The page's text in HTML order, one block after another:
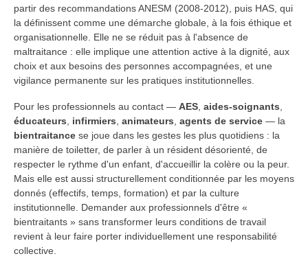
partir des recommandations ANESM (2008-2012), puis HAS, qui
la définissent comme une démarche globale, à la fois éthique et
organisationnelle. Elle ne se réduit pas à l'absence de
maltraitance : elle implique une attention active à la dignité, aux
choix et aux besoins des personnes accompagnées, et une
vigilance permanente sur les pratiques institutionnelles.
Pour les professionnels au contact — AES aides-soignants
éducateurs
infirmiers animateurs agents de service — la
bientraitance se joue dans les gestes les plus quotidiens : la
manière de toiletter, de parler à un résident désorienté, de
respecter le rythme d'un enfant, d'accueillir la colère ou la peur.
Mais elle est aussi structurellement conditionnée par les moyens
donnés (effectifs, temps, formation) et par la culture
institutionnelle. Demander aux professionnels d'être «
bientraitants » sans transformer leurs conditions de travail
revient à leur faire porter individuellement une responsabilité
collective.